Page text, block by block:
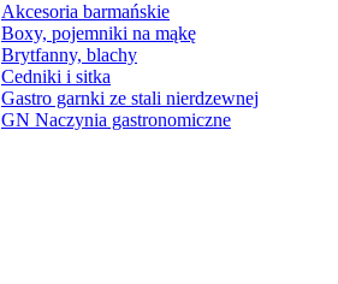
Akcesoria barmańskie
Boxy, pojemniki na mąkę
Brytfanny, blachy
Cedniki i sitka
Gastro garnki ze stali nierdzewnej
GN Naczynia gastronomiczne